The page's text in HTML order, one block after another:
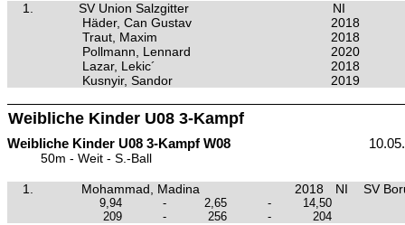
1. SV Union Salzgitter
NI
Häder, Can Gustav
2018
Traut, Maxim
2018
Pollmann, Lennard
2020
Lazar, Lekic´
2018
Kusnyir, Sandor
2019
Weibliche Kinder U08 3-Kampf
Weibliche Kinder U08 3-Kampf W08
50m - Weit - S.-Ball
1. Mohammad, Madina 2018 NI SV
9,94 - 2,65 -
14,50
209
- 256 - 204